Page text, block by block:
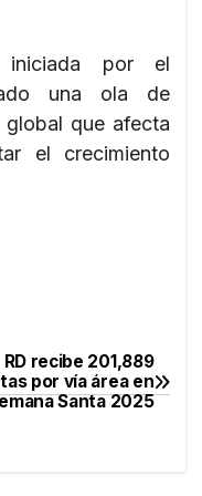
iniciada por el
una ola de
que afecta
el crecimiento
RD recibe 201,889
por vía área en
Santa 2025